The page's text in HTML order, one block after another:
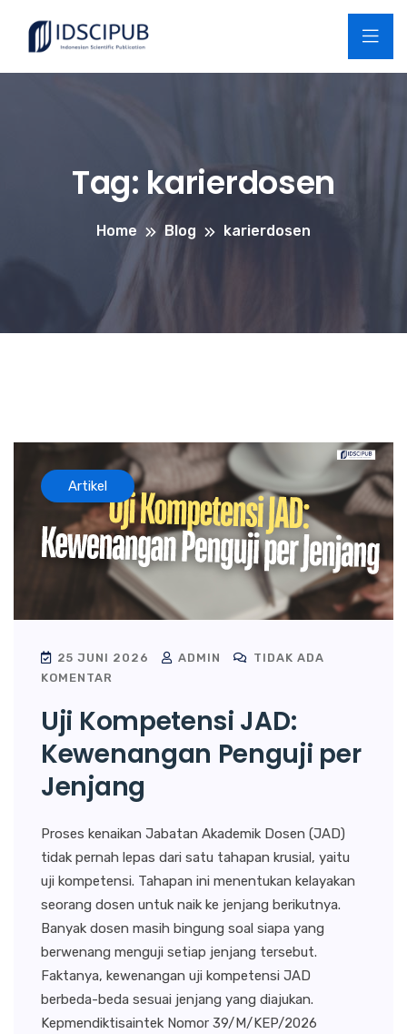
Tag: karierdosen
Home Blog karierdosen
Artikel
25 JUNI 2026 ADMIN
TIDAK ADA
KOMENTAR
Uji Kompetensi JAD:
Kewenangan Penguji per
Jenjang
Proses kenaikan Jabatan Akademik Dosen (JAD)
tidak pernah lepas dari satu tahapan krusial, yaitu
uji kompetensi. Tahapan ini menentukan kelayakan
seorang dosen untuk naik ke jenjang berikutnya.
Banyak dosen masih bingung soal siapa yang
berwenang menguji setiap jenjang tersebut.
Faktanya, kewenangan uji kompetensi JAD
berbeda-beda sesuai jenjang yang diajukan.
Kepmendiktisaintek Nomor 39/M/KEP/2026